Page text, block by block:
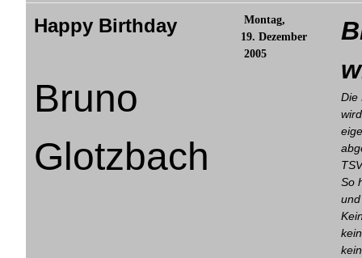
Happy Birthday
Bruno
Glotzbach
Montag,
19. Dezember
2005
Die
So